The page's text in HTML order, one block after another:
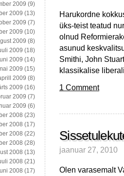
Harukordne
üks-teist teatud
olnud
asunud
Smithi, John
klassikalise
1 Comment
jaanuar 27, 2010
Olen varasemalt
2009 (9)
2009 (13)
2009 (7)
2009 (10)
2009 (8)
2009 (18)
2009 (14)
2009 (15)
2009 (8)
2009 (16)
2009 (7)
2009 (6)
2008 (23)
2008 (17)
2008 (22)
2008 (28)
2008 (13)
2008 (21)
2008 (17)